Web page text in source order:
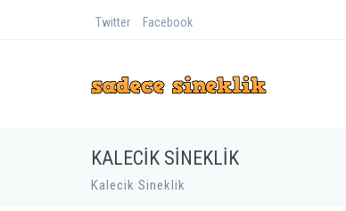
Twitter Facebook
KALECIK SINEKLIK
Kalecik Sineklik